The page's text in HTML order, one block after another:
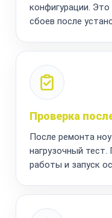
конфигурации.
сбоев после
Проверка
После ремонта
нагрузочный
работы и запуск